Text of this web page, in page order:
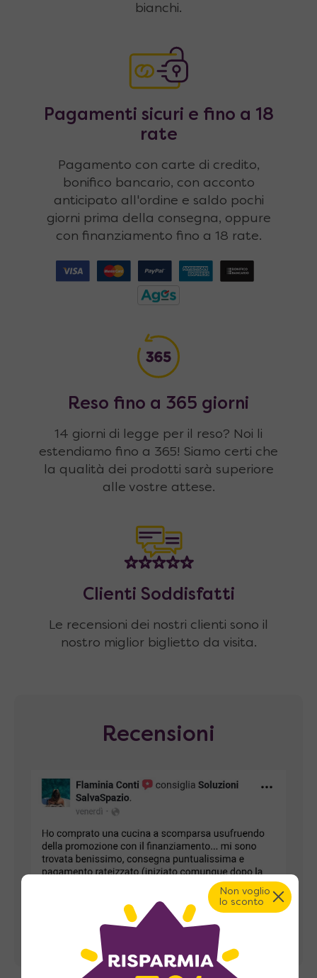
bianchi.
Pagamenti sicuri e fino a 18
rate
Pagamento con carte di credito,
bonifico bancario, con acconto
anticipato all'ordine e saldo pochi
giorni prima della consegna, oppure
con finanziamento fino a 18 rate.
Reso fino a 365 giorni
14 giorni di legge per il reso? Noi li
estendiamo fino a 365! Siamo certi che
la qualità dei prodotti sarà superiore
alle vostre attese.
Clienti Soddisfatti
Le recensioni dei nostri clienti sono il
nostro miglior biglietto da visita.
Recensioni
Non voglio
lo sconto